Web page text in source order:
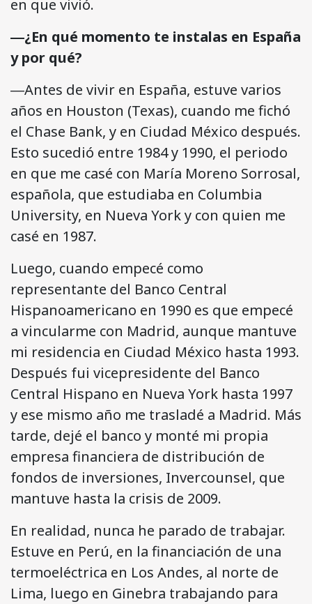
en que vivió.
―¿En qué momento te instalas en España
y por qué?
―Antes de vivir en España, estuve varios
años en Houston (Texas), cuando me fichó
el Chase Bank, y en Ciudad México después.
Esto sucedió entre 1984 y 1990, el periodo
en que me casé con María Moreno Sorrosal,
española, que estudiaba en Columbia
University, en Nueva York y con quien me
casé en 1987.
Luego, cuando empecé como
representante del Banco Central
Hispanoamericano en 1990 es que empecé
a vincularme con Madrid, aunque mantuve
mi residencia en Ciudad México hasta 1993.
Después fui vicepresidente del Banco
Central Hispano en Nueva York hasta 1997
y ese mismo año me trasladé a Madrid. Más
tarde, dejé el banco y monté mi propia
empresa financiera de distribución de
fondos de inversiones, Invercounsel, que
mantuve hasta la crisis de 2009.
En realidad, nunca he parado de trabajar.
Estuve en Perú, en la financiación de una
termoeléctrica en Los Andes, al norte de
Lima, luego en Ginebra trabajando para